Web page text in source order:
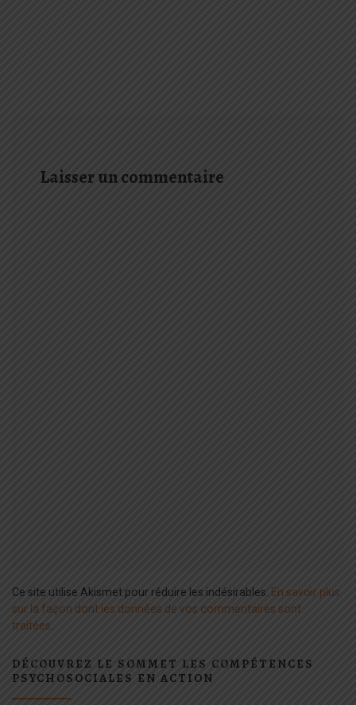
Laisser un commentaire
Ce site utilise Akismet pour réduire les indésirables. En savoir plus
sur la façon dont les données de vos commentaires sont
traitées
DÉCOUVREZ LE SOMMET LES COMPÉTENCES
PSYCHOSOCIALES EN ACTION